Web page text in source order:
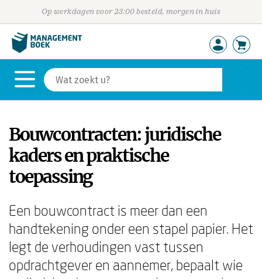
Op werkdagen voor 23:00 besteld, morgen in huis
Bouwcontracten: juridische
kaders en praktische
toepassing
Een bouwcontract is meer dan een
handtekening onder een stapel papier. Het
legt de verhoudingen vast tussen
opdrachtgever en aannemer, bepaalt wie